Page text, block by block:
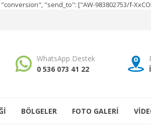
"send_to": ["AW-983802753/f-
WhatsApp Destek
0 536 073 41 22
BÖLGELER FOTO GALERİ